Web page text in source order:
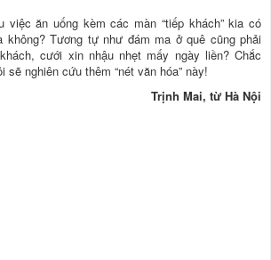
việc ăn uống kèm các màn “tiếp khách” kia có
không? Tương tự như đám ma ở quê cũng phải
cưới xin nhậu nhẹt mấy ngày liền? Chắc
sẽ nghiên cứu thêm “nét văn hóa” này!
Trịnh Mai, từ Hà Nội